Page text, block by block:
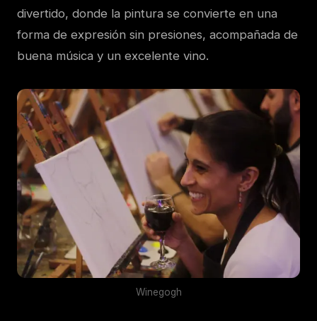
divertido, donde la pintura se convierte en una
forma de expresión sin presiones, acompañada de
buena música y un excelente vino.
Winegogh